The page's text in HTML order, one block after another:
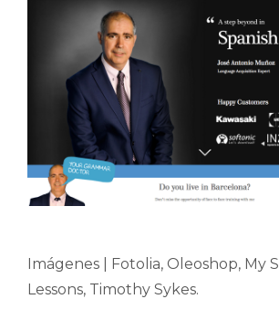
Imágenes | Fotolia, Oleoshop, My
Lessons, Timothy Sykes.